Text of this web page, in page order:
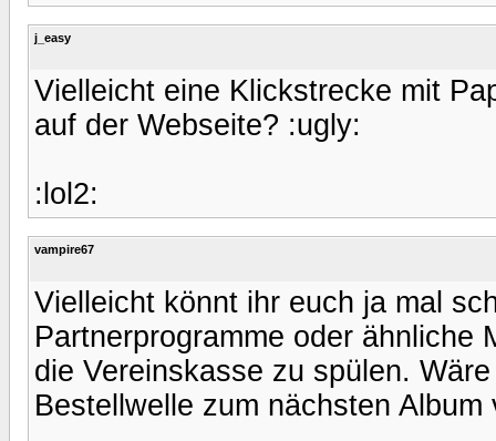
j_easy
Vielleicht eine Klickstrecke mit
auf der Webseite? :ugly:
:lol2:
vampire67
Vielleicht könnt ihr euch ja mal
Partnerprogramme oder ähnliche
die Vereinskasse zu spülen.
Bestellwelle zum nächsten